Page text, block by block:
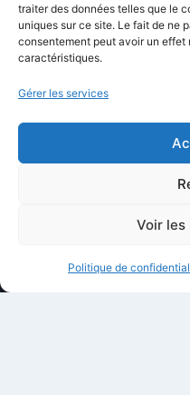
traiter des données telles que le
uniques sur ce site. Le fait de ne
consentement peut avoir un
caractéristiques.
Gérer les services
Voir
Politique de
Comparatifs
Formations
Newsletter
Équipe éditoriale
Politique éditoriale
Méthodologie de test
Transparence et
LIENS UTILES